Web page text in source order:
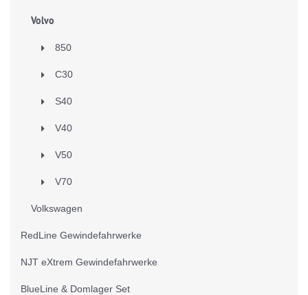
Volvo
850
C30
S40
V40
V50
V70
Volkswagen
RedLine Gewindefahrwerke
NJT eXtrem Gewindefahrwerke
BlueLine & Domlager Set